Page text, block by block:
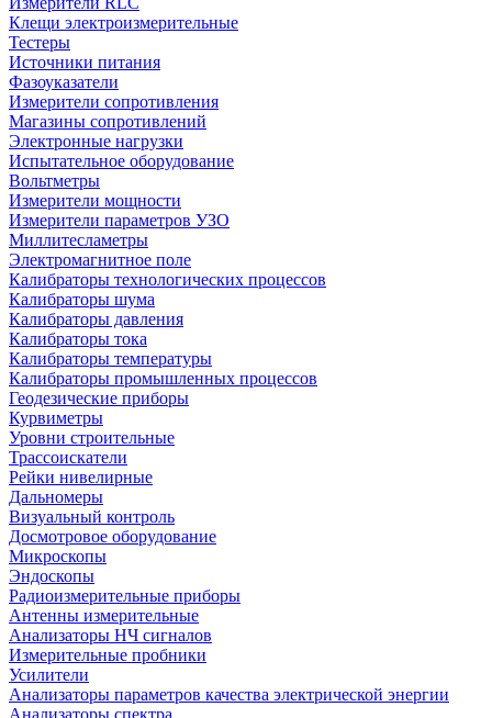
Клещи электроизмерительные
Тестеры
Источники питания
Фазоуказатели
Измерители сопротивления
Магазины сопротивлений
Электронные нагрузки
Испытательное оборудование
Вольтметры
Измерители мощности
Измерители параметров УЗО
Миллитесламетры
Электромагнитное поле
Калибраторы технологических процессов
Калибраторы шума
Калибраторы давления
Калибраторы тока
Калибраторы температуры
Калибраторы промышленных процессов
Геодезические приборы
Курвиметры
Уровни строительные
Трассоискатели
Рейки нивелирные
Дальномеры
Визуальный контроль
Досмотровое оборудование
Микроскопы
Эндоскопы
Радиоизмерительные приборы
Антенны измерительные
Анализаторы НЧ сигналов
Измерительные пробники
Усилители
Анализаторы параметров качества электрической энергии
Анализаторы спектра